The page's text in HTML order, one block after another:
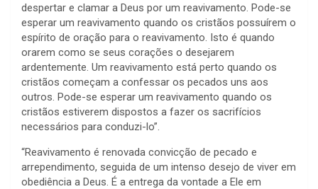
despertar e clamar a Deus por um reavivamento. Pode-se
esperar um reavivamento quando os cristãos possuírem o
espírito de oração para o reavivamento. Isto é quando
orarem como se seus corações o desejarem
ardentemente. Um reavivamento está perto quando os
cristãos começam a confessar os pecados uns aos
outros. Pode-se esperar um reavivamento quando os
cristãos estiverem dispostos a fazer os sacrifícios
necessários para conduzi-lo”.
“Reavivamento é renovada convicção de pecado e
arrependimento, seguida de um intenso desejo de viver em
obediência a Deus. É a entrega da vontade a Ele em